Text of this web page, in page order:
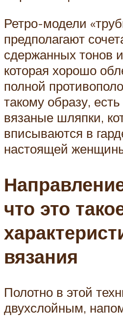
Ретро-модели
предполагают
сдержанных тонов
которая хорошо
полной
такому образу,
вязаные шляпки,
вписываются в
настоящей
что это
вязания
Полотно в этой
двухслойным,